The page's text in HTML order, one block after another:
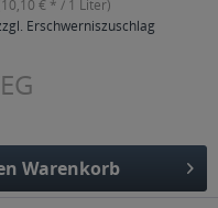
€ * / 1 Liter)
Erschwerniszuschlag
Warenkorb